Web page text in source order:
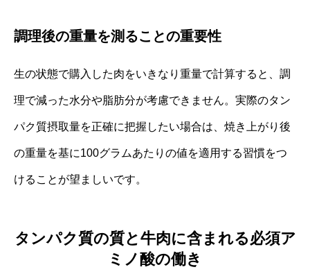
調理後の重量を測ることの重要性
生の状態で購入した肉をいきなり重量で計算すると、調
理で減った水分や脂肪分が考慮できません。実際のタン
パク質摂取量を正確に把握したい場合は、焼き上がり後
の重量を基に100グラムあたりの値を適用する習慣をつ
けることが望ましいです。
タンパク質の質と牛肉に含まれる必須ア
ミノ酸の働き